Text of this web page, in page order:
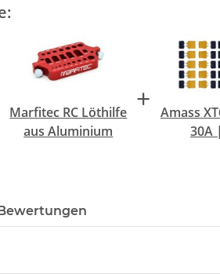
Marfitec RC Löthilfe
aus Aluminium
+
Amass
30A